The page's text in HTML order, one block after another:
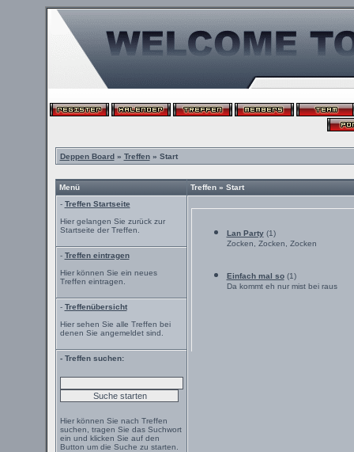
Deppen Board» Treffen» Start
Menü
Treffen » Start
- Treffen Startseite
Hier gelangen Sie zurück zur
Startseite der Treffen.
Lan Party(1)
Zocken, Zocken, Zocken
Einfach mal so(1)
Da kommt eh nur mist bei raus
- Treffen eintragen
Hier können Sie ein neues
Treffen eintragen.
- Treffenübersicht
Hier sehen Sie alle Treffen bei
denen Sie angemeldet sind.
- Treffen suchen:
Hier können Sie nach Treffen
suchen, tragen Sie das Suchwort
ein und klicken Sie auf den
Button um die Suche zu starten.